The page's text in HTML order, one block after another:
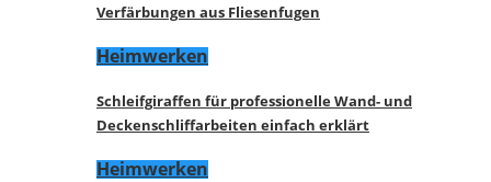
Verfärbungen aus Fliesenfugen
Heimwerken
Schleifgiraffen für professionelle Wand- und
Deckenschliffarbeiten einfach erklärt
Heimwerken